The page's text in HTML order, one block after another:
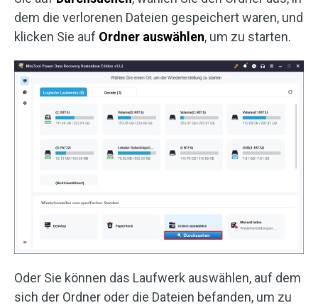
dem die verlorenen Dateien gespeichert waren, und
klicken Sie auf Ordner auswählen, um zu starten.
Oder Sie können das Laufwerk auswählen, auf dem
sich der Ordner oder die Dateien befanden, um zu